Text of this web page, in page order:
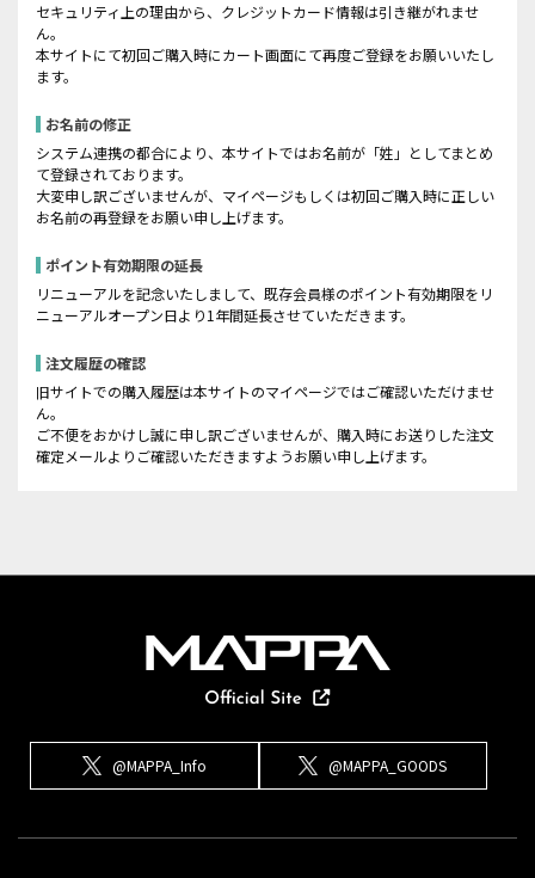
セキュリティ上の理由から、クレジットカード情報は引き継がれませ
ん。
本サイトにて初回ご購入時にカート画面にて再度ご登録をお願いいたし
ます。
お名前の修正
システム連携の都合により、本サイトではお名前が「姓」としてまとめ
て登録されております。
大変申し訳ございませんが、マイページもしくは初回ご購入時に正しい
お名前の再登録をお願い申し上げます。
ポイント有効期限の延長
リニューアルを記念いたしまして、既存会員様のポイント有効期限をリ
ニューアルオープン日より1年間延長させていただきます。
注文履歴の確認
旧サイトでの購入履歴は本サイトのマイページではご確認いただけませ
ん。
ご不便をおかけし誠に申し訳ございませんが、購入時にお送りした注文
確定メールよりご確認いただきますようお願い申し上げます。
@MAPPA_Info @MAPPA_GOODS